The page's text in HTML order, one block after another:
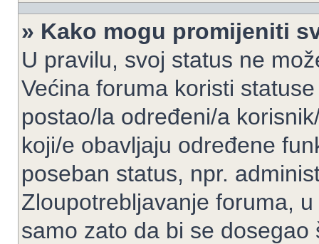
» Kako mogu promijeniti
U pravilu, svoj status ne
Većina foruma koristi
postao/la određeni/a
koji/e obavljaju određene
poseban status, npr.
Zloupotrebljavanje foruma,
samo zato da bi se